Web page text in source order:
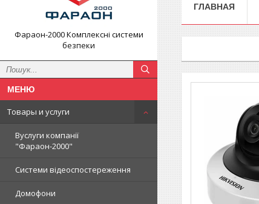
Фараон-2000 Комплексні системи
безпеки
Товары и услуги
Вуслуги компанії
"Фараон-2000"
Системи відеоспостереження
Домофони
ГЛАВНАЯ